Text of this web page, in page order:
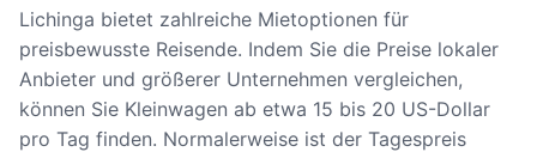
Lichinga bietet zahlreiche Mietoptionen für
preisbewusste Reisende. Indem Sie die Preise lokaler
Anbieter und größerer Unternehmen vergleichen,
können Sie Kleinwagen ab etwa 15 bis 20 US-Dollar
pro Tag finden. Normalerweise ist der Tagespreis